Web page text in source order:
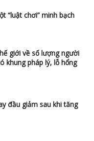
“luật chơi” minh bạch
giới về số lượng người
khung pháp lý, lỗ hổng
đầu giảm sau khi tăng